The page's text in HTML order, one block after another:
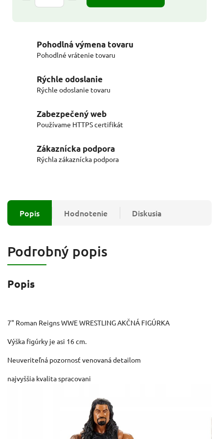
Pohodlná výmena tovaru
Pohodlné vrátenie tovaru
Rýchle odoslanie
Rýchle odoslanie tovaru
Zabezpečený web
Používame HTTPS certifikát
Zákaznícka podpora
Rýchla zákaznícka podpora
Popis Hodnotenie Diskusia
Podrobný popis
Popis
7" Roman Reigns WWE WRESTLING AKČNÁ FIGÚRKA
Výška figúrky je asi 16 cm.
Neuveriteľná pozornosť venovaná detailom
najvyššia kvalita spracovani